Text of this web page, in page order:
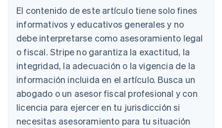
El contenido de este artículo tiene solo fines
informativos y educativos generales y no
debe interpretarse como asesoramiento legal
o fiscal. Stripe no garantiza la exactitud, la
integridad, la adecuación o la vigencia de la
información incluida en el artículo. Busca un
abogado o un asesor fiscal profesional y con
licencia para ejercer en tu jurisdicción si
necesitas asesoramiento para tu situación
Alemania
Deutsch English
Australia
English
Austria
DeutschEnglish